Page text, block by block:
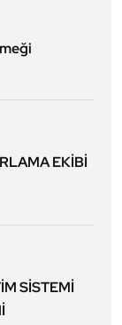
EKİBİ
SİSTEMİ